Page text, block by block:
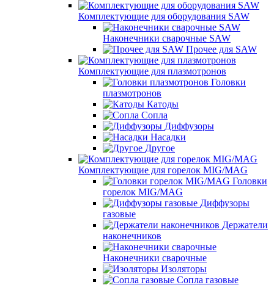
Комплектующие для оборудования SAW
Наконечники сварочные SAW
Прочее для SAW
Комплектующие для плазмотронов
Головки
плазмотронов
Катоды
Сопла
Диффузоры
Насадки
Другое
Комплектующие для горелок MIG/MAG
Головки
горелок MIG/MAG
Диффузоры
газовые
Держатели
наконечников
Наконечники сварочные
Изоляторы
Сопла газовые